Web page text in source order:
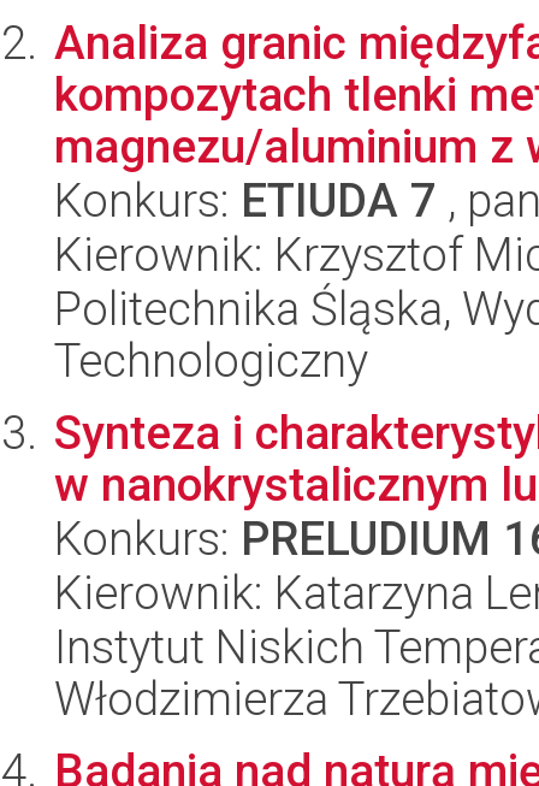
Analiza granic
kompozytach tlenki
magnezu/aluminium z
Konkurs: ETIUDA 7 ,
Kierownik: Krzysztof
Politechnika Śląska,
Technologiczny
Synteza i
w nanokrystalicznym
Konkurs: PRELUDIUM
Kierownik: Katarzyna
Instytut Niskich
Włodzimierza
Badania nad naturą